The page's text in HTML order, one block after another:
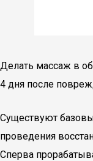
Делать массаж в
4 дня после
Существуют
проведения
Сперва